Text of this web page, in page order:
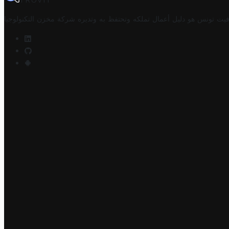
تونس هو دليل أعمال تملكه وتحتفظ به وتديره شركة مخزن التكنولوجيا